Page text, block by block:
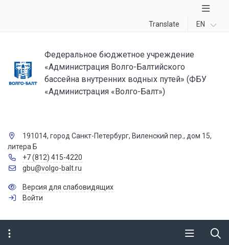
Translate EN
Федеральное бюджетное учреждение
«Администрация Волго-Балтийского
бассейна внутренних водных путей» (ФБУ
«Администрация «Волго-Балт»)
191014, город Санкт-Петербург, Виленский пер., дом 15,
литера Б
+7 (812) 415-4220
gbu@volgo-balt.ru
Версия для слабовидящих
Войти